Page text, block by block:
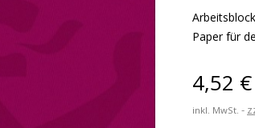
Paper für
4,52 €
inkl. MwSt.